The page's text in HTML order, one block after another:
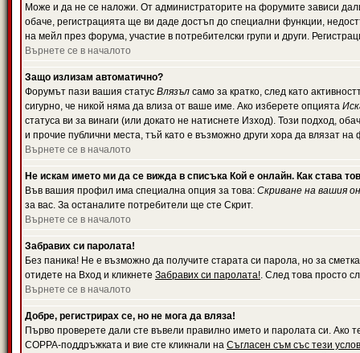
Може и да не се наложи. От администраторите на форумите зависи
обаче, регистрацията ще ви даде достъп до специални функции,
на мейл през форума, участие в потребителски групи и други.
Върнете се в началото
Защо излизам автоматично?
Форумът пази вашия статус Влязъл само за кратко, след като
сигурно, че никой няма да влиза от ваше име. Ако изберете опцията
статуса ви за винаги (или докато не натиснете Изход). Този подход,
и прочие публични места, тъй като е възможно други хора да влязат
Върнете се в началото
Не искам името ми да се вижда в списъка Кой е онлайн. Как става
Във вашия профил има специална опция за това: Скриване на вашия
за вас. За останалите потребители ще сте Скрит.
Върнете се в началото
Забравих си паролата!
Без паника! Не е възможно да получите старата си парола, но за
отидете на Вход и кликнете Забравих си паролата!. След това просто
Върнете се в началото
Добре, регистрирах се, но не мога да вляза!
Първо проверете дали сте въвели правилно името и паролата си. Ако
COPPA-поддръжката и вие сте кликнали на Съгласен съм със тези